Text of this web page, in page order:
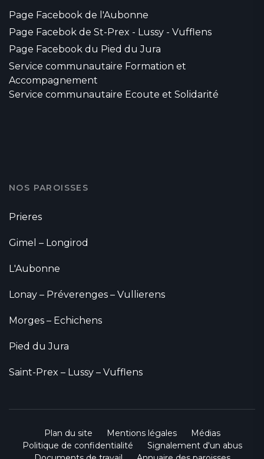
Page Facebook de l'Aubonne
Page Facebok de St-Prex - Lussy - Vufflens
Page Facebook du Pied du Jura
Service communautaire Formation et
Accompagnement
Service communautaire Ecoute et Solidarité
NOS PAROISSES
Prieres
Gimel – Longirod
L'Aubonne
Lonay – Préverenges – Vullierens
Morges – Echichens
Pied du Jura
Saint-Prex – Lussy – Vufflens
Plan du site Mentions légales
Médias
Politique de confidentialité
Signalement d'un abus